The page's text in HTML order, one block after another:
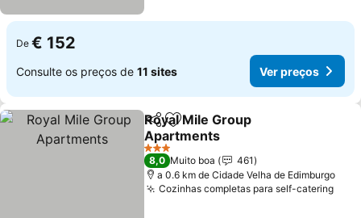
De € 152
Consulte os preços de 11 sites Ver preços
PartilharAdicionar aos favoritos
Royal Mile Group
Apartments
Ver preços
3 Estrelas
8,0 Muito boa
461
a 0.6 km de Cidade Velha de Edimburgo
Cozinhas completas para self-cateringVer